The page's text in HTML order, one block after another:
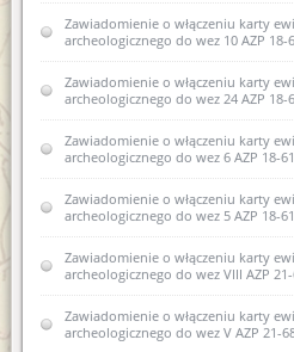
Zawiadomienie o włączeniu karty
archeologicznego lądowego do
zabytków 1 AZP 29-57/19 Dylewo
Zawiadomienie o włączeniu karty
archeologicznego lądowego do
zabytków 10 AZP 30-50/63Nowe
Zawiadomienie o włączeniu
Fabryczna 15 B, obręb 0001
Zawiadomienie o włączeniu do
zabytków karty ewidencyjnej
lądowego XLII AZP 25-61/72
Zawiadomienie o włączeniu do
zabytków karty ewidencyjnej
lądowego IIIAZP 16-53/12 Nowe
Zawiadomienie o włączeniu karty
archeologicznego do wez 10 AZP 18-
Zawiadomienie o włączeniu karty
archeologicznego do wez 24 AZP 18-
Zawiadomienie o włączeniu karty
archeologicznego do wez 6 AZP 18-
Zawiadomienie o włączeniu karty
archeologicznego do wez 5 AZP 18-
Zawiadomienie o włączeniu karty
archeologicznego do wez VIII AZP
Zawiadomienie o włączeniu karty
archeologicznego do wez V AZP 21-